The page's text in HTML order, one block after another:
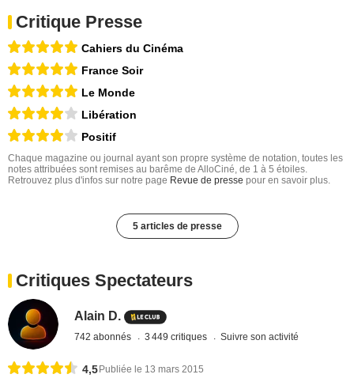
Critique Presse
Cahiers du Cinéma
France Soir
Le Monde
Libération
Positif
Chaque magazine ou journal ayant son propre système de notation, toutes les
notes attribuées sont remises au barême de AlloCiné, de 1 à 5 étoiles.
Retrouvez plus d'infos sur notre page Revue de presse pour en savoir plus.
5 articles de presse
Critiques Spectateurs
Alain D.
742 abonnés 3 449 critiques Suivre son activité
4,5Publiée le 13 mars 2015